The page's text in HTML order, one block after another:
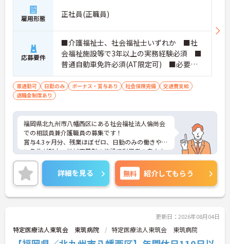
雇用形態 正社員(正職員)
応募要件
■介護福祉士、社会福祉士いずれか ■社
会福祉施設等で3年以上の実務経験必須 ■
普通自動車免許必須(AT限定可) ■必要なP
Cスキル：文字入力程度
車通勤可 日勤のみ ボーナス・賞与あり 社会保険完備
交通費支給
退職金制度あり
福岡県北九州市八幡西区にある社会福祉法人倫尚会
での相談員兼介護職員の募集です！
賞与4.3ヶ月分、残業ほぼゼロ、日勤のみの働きやす
い条件が魅力。地域密着型の施設で利用者の自立支
援に貢献できます。福利厚生も充実しており正職員
として長く働きたい方にもおすすめです。ご興味が
ある方は、ご面接のポイントをお伝えしますので、
お気軽にお問い合わせください。
詳細を見る 無料 紹介してもらう
更新日：2026年08月04日
特定医療法人東筑会 東筑病院 特定医療法人東筑会 東筑病院